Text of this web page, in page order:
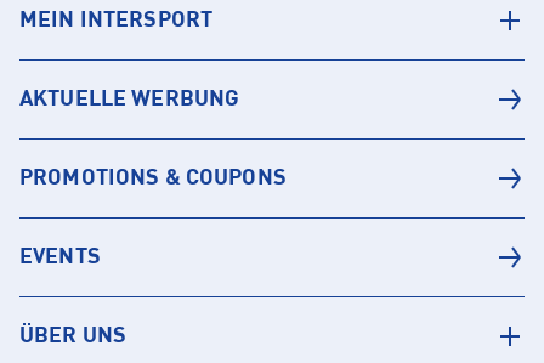
MEIN INTERSPORT
AKTUELLE WERBUNG
PROMOTIONS & COUPONS
EVENTS
ÜBER UNS